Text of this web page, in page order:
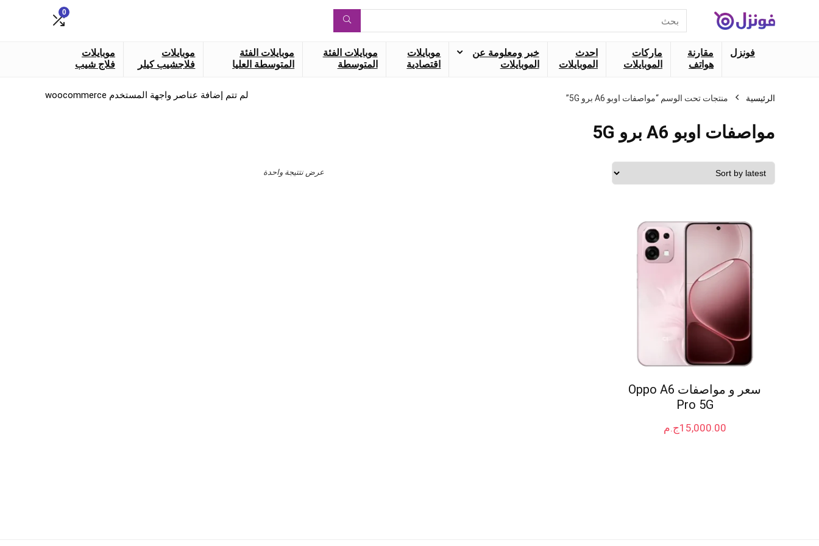
عن:
0
فونزل
مقارنة
هواتف
ماركات
الموبايلات
احدث
الموبايلات
خبر ومعلومة عن
الموبايلات
موبايلات
اقتصادية
موبايلات الفئة
المتوسطة
موبايلات الفئة
المتوسطة العليا
موبايلات
فلاجشيب كيلر
موبايلات
فلاج شيب
الرئيسية منتجات تحت الوسم “مواصفات اوبو A6 برو 5G”
مواصفات اوبو A6 برو 5G
عرض نتتيجة واحدة
سعر و مواصفات Oppo A6
Pro 5G
ج.م15,000.00
لم تتم إضافة عناصر واجهة المستخدم woocommerce